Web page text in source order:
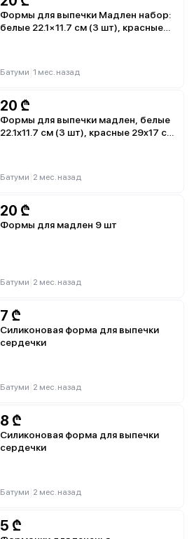
Формы для выпечки Мадлен набор:
белые 22.1×11.7 см (3 шт), красные
Батуми 1 мес. назад
20 ₾
Формы для выпечки мадлен, белые
22.1x11.7 см (3 шт), красные 29x17 см
Батуми 2 мес. назад
20 ₾
Формы для мадлен 9 шт
Батуми 2 мес. назад
7 ₾
Силиконовая форма для выпечки
сердечки
Батуми 2 мес. назад
8 ₾
Силиконовая форма для выпечки
сердечки
Батуми 2 мес. назад
5 ₾